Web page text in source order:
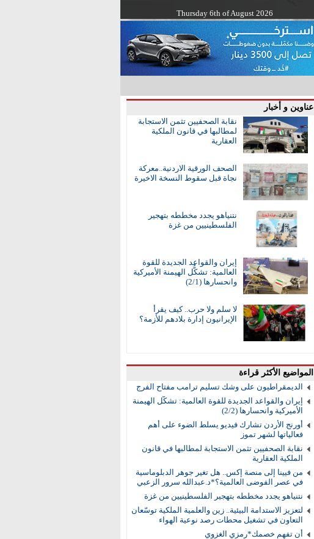
Thursday 6th of August 2026
عناوين و أخبار
نقابة الصحفيين تثمن الاستجابة
لمطالبها في قانون الملكية
العقارية
الصحف الورقية الاردنية..معركة
نجاة قبل سقوط النسخة الاخيرة
نتنياهو يجدد مخططه بتهجير
الفلسطينيين من غزة
إيران والقواعد الجديدة للقوة
العالمية: تشكُّل الهيمنة الأميركية
وانحسارها (2/1)
لا سلم ولا حرب.. كيف يقرأ
الإيرانيون إدارة بلادهم للأزمة؟
المواضيع الأكثر قراءة
الديمقراطيون على وشك تسليم ترامب مفتاح الفرج
إيران والقواعد الجديدة للقوة العالمية: تشكُّل الهيمنة
الأميركية وانحسارها (2/2)
أورنج الأردن تشارك فيديو يسلط الضوء على أهم
فعالياتها لشهر تموز
نقابة الصحفيين تثمن الاستجابة لمطالبها في قانون
الملكية العقارية
من فيينا إلى منصة إكس.. هل تغير جوهر الدبلوماسية
في عصر الفوضى العالمية؟*د.عبدالله سرور الزعبي
نتنياهو يجدد مخططه بتهجير الفلسطينيين من غزة
لتعزيز الاستدامة البيئية.. زين والعلمية الملكية توسّعان
التعاون في تشغيل محطات رصد نوعية الهواء
أن تفهم خصمك*رمزي الغزوي